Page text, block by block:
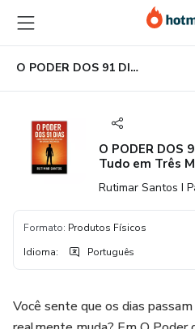
para
o
conteúdo
principal
para
o
pagamento
para
o
rodapé
O PODER DOS 91 DIAS - Como Mudar Tudo em Três Meses
O PODER DOS
Tudo em Três
Rutimar Santos I
Formato: Produtos Físicos
Idioma: Português
Você sente que os dias